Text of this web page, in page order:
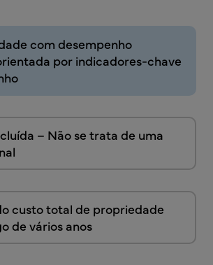
com desempenho
por indicadores-chave
– Não se trata de uma
custo total de propriedade
de vários anos